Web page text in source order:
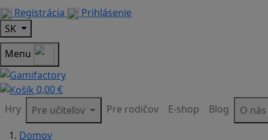
Registrácia
Prihlásenie
SK
Menu
0,00 €
Hry
Pre učiteľov Pre rodičov E-shop Blog
O nás
Domov